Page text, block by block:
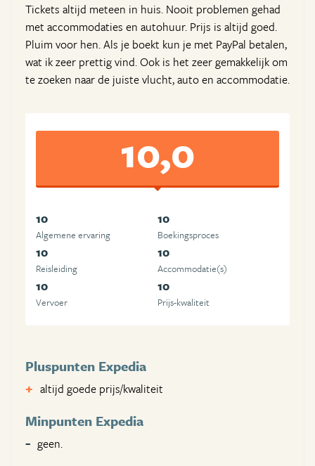
Tickets altijd meteen in huis. Nooit problemen gehad
met accommodaties en autohuur. Prijs is altijd goed.
Pluim voor hen. Als je boekt kun je met PayPal betalen,
wat ik zeer prettig vind. Ook is het zeer gemakkelijk om
te zoeken naar de juiste vlucht, auto en accommodatie.
10,0
10
Algemene ervaring
10
Boekingsproces
10
Reisleiding
10
Accommodatie(s)
10
Vervoer
10
Prijs-kwaliteit
Pluspunten Expedia
altijd goede prijs/kwaliteit
Minpunten Expedia
geen.